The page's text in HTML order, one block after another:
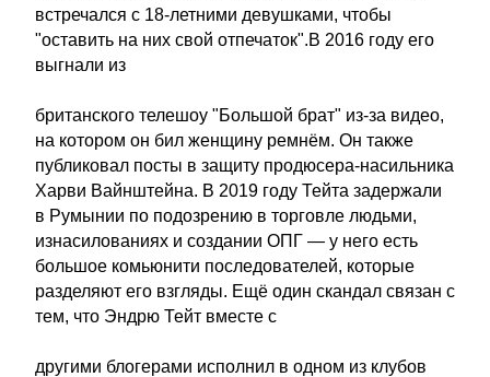
встречался с 18-летними девушками, чтобы
"оставить на них свой отпечаток".В 2016 году его
выгнали из
британского телешоу "Большой брат" из-за видео,
на котором он бил женщину ремнём. Он также
публиковал посты в защиту продюсера-насильника
Харви Вайнштейна. В 2019 году Тейта задержали
в Румынии по подозрению в торговле людьми,
изнасилованиях и создании ОПГ — у него есть
большое комьюнити последователей, которые
разделяют его взгляды. Ещё один скандал связан с
тем, что Эндрю Тейт вместе с
другими блогерами исполнил в одном из клубов